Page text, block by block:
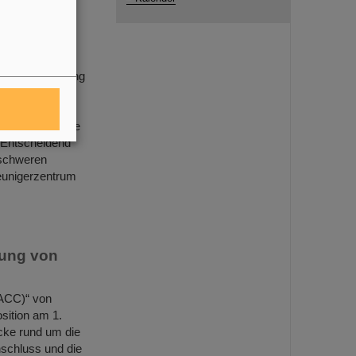
einem
wurde
von
von
am 1.
rund um die
und die